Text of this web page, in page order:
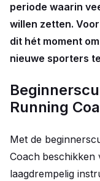
periode waarin
willen zetten.
dit hét moment
nieuwe sporters
Running
Met de
Coach beschikken
laagdrempelig